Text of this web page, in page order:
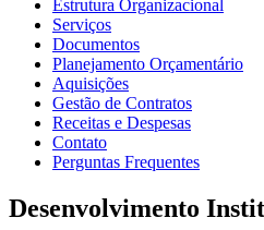
Estrutura Organizacional
Serviços
Documentos
Planejamento Orçamentário
Aquisições
Gestão de Contratos
Receitas e Despesas
Contato
Perguntas Frequentes
Desenvolvimento